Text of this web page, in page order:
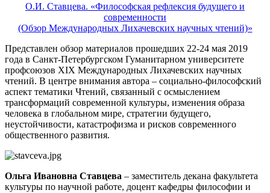
О.И. Ставцева. «Философская рефлексия будущего и
современности
(Обзор Международных Лихачевских научных чтений)»
Представлен обзор материалов прошедших 22-24 мая 2019
года в Санкт-Петербургском Гуманитарном университете
профсоюзов XIX Международных Лихачевских научных
чтений. В центре внимания автора – социально-философский
аспект тематики Чтений, связанный с осмыслением
трансформаций современной культуры, изменения образа
человека в глобальном мире, стратегии будущего,
неустойчивости, катастрофизма и рисков современного
общественного развития.
Ольга Ивановна Ставцева – заместитель декана факультета
культуры по научной работе, доцент кафедры философии и